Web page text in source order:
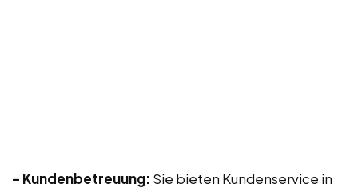
– Kundenbetreuung: Sie bieten Kundenservice in